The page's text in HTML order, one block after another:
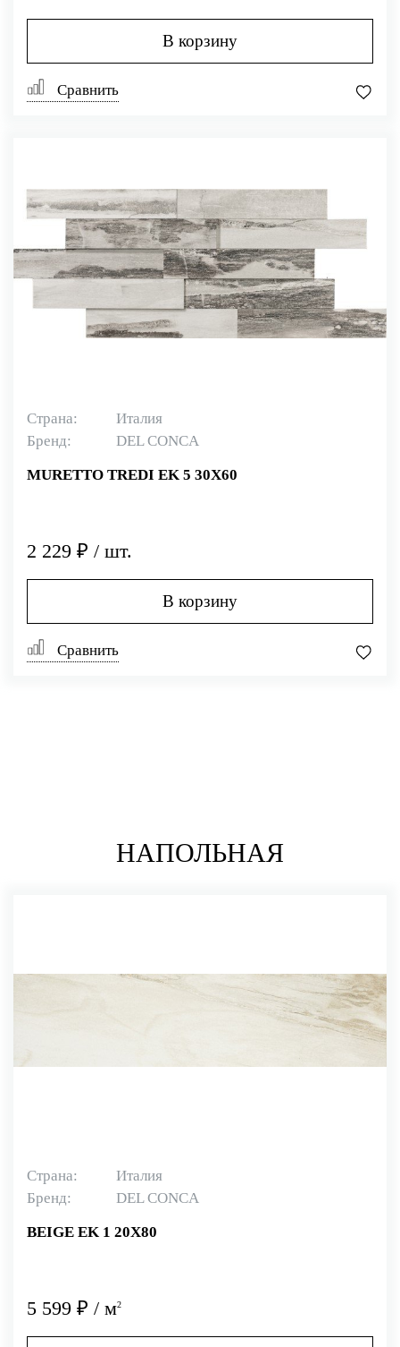
В корзину
Сравнить
Страна:
Италия
Бренд:
DEL CONCA
MURETTO TREDI EK 5 30X60
2 229 ₽ / шт.
В корзину
Сравнить
НАПОЛЬНАЯ
Страна:
Италия
Бренд:
DEL CONCA
BEIGE EK 1 20X80
5 599 ₽ / м2